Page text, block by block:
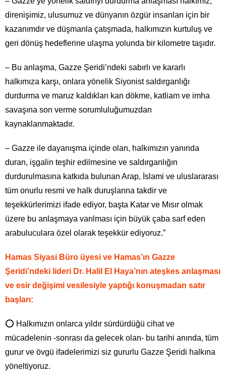
direnişimiz, ulusumuz ve dünyanın özgür insanları için bir
kazanımdır ve düşmanla çatışmada, halkımızın kurtuluş ve
geri dönüş hedeflerine ulaşma yolunda bir kilometre taşıdır.
– Bu anlaşma, Gazze Şeridi’ndeki sabırlı ve kararlı
halkımıza karşı, onlara yönelik Siyonist saldırganlığı
durdurma ve maruz kaldıkları kan dökme, katliam ve imha
savaşına son verme sorumluluğumuzdan
kaynaklanmaktadır.
– Gazze ile dayanışma içinde olan, halkımızın yanında
duran, işgalin teşhir edilmesine ve saldırganlığın
durdurulmasına katkıda bulunan Arap, İslami ve uluslararası
tüm onurlu resmi ve halk duruşlarına takdir ve
teşekkürlerimizi ifade ediyor, başta Katar ve Mısır olmak
üzere bu anlaşmaya varılması için büyük çaba sarf eden
arabuluculara özel olarak teşekkür ediyoruz.”
Hamas Siyasi Büro üyesi ve Hamas’ın Gazze
Şeridi’ndeki lideri Dr. Halil El Haya’nın ateşkes anlaşması
ve esir değişimi vesilesiyle yaptığı konuşmadan satır
başları:
⭕ Halkımızın onlarca yıldır sürdürdüğü cihat ve
mücadelenin -sonrası da gelecek olan- bu tarihi anında, tüm
gurur ve övgü ifadelerimizi siz gururlu Gazze Şeridi halkına
yöneltiyoruz.